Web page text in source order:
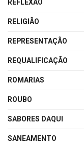
REFLEXÃO
RELIGIÃO
REPRESENTAÇÃO
REQUALIFICAÇÃO
ROMARIAS
ROUBO
SABORES DAQUI
SANEAMENTO